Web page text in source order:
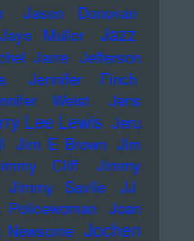
Jason Donovan
Jaye Muller
Jazz
Jarre Jefferson
Jennifer Finch
Weist
Jens
Lee Lewis Jeru
Jim E Brown Jim
Cliff
Jimmy
Jimmy Savile
JJ
Joan
Newsome Jochen